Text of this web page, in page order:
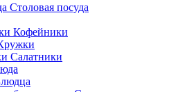
Столовая посуда
Кофейники
Салатники